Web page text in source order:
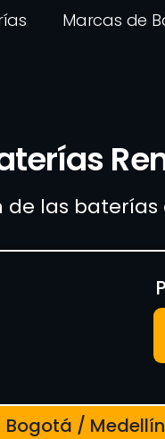
Marcas de
de las
Bogotá /